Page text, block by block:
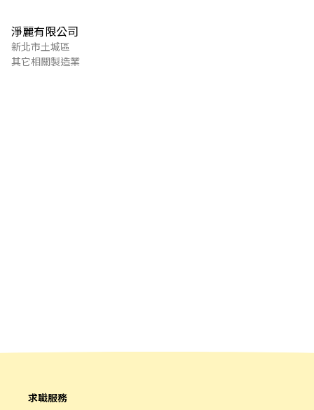
淨麗有限公司
新北市土城區
其它相關製造業
求職服務